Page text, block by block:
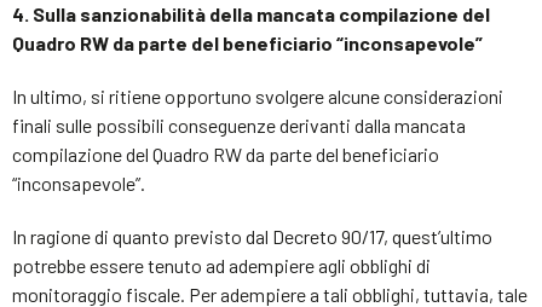
4. Sulla sanzionabilità della mancata compilazione del
Quadro RW da parte del beneficiario “inconsapevole”
In ultimo, si ritiene opportuno svolgere alcune considerazioni
finali sulle possibili conseguenze derivanti dalla mancata
compilazione del Quadro RW da parte del beneficiario
“inconsapevole”.
In ragione di quanto previsto dal Decreto 90/17, quest’ultimo
potrebbe essere tenuto ad adempiere agli obblighi di
monitoraggio fiscale. Per adempiere a tali obblighi, tuttavia, tale